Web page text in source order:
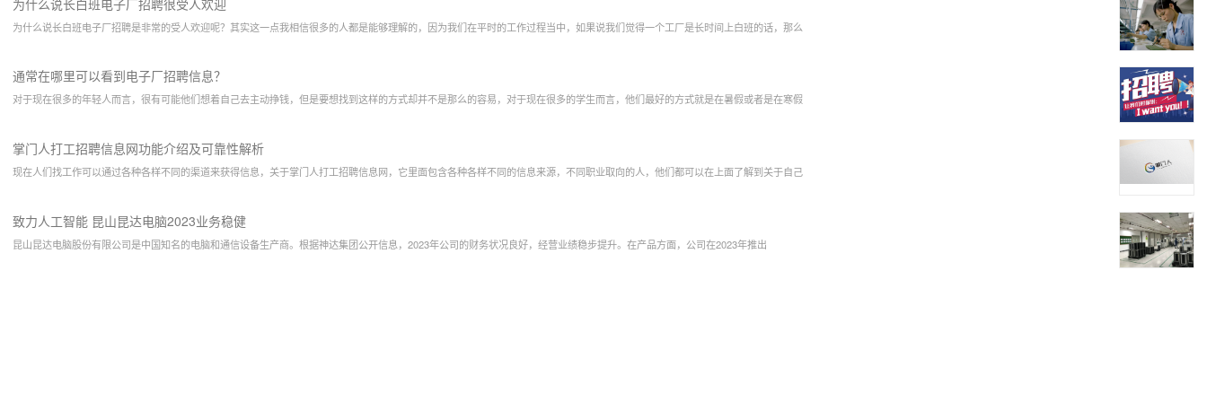
为什么说长白班电子厂招聘是非常的受人欢迎呢？其实这一点我相信很多的人都是能够理解的，因为我们在平时的工作过程当中，如果说我们觉得一个工厂是长时间上白班的话，那么
通常在哪里可以看到电子厂招聘信息？
对于现在很多的年轻人而言，很有可能他们想着自己去主动挣钱，但是要想找到这样的方式却并不是那么的容易，对于现在很多的学生而言，他们最好的方式就是在暑假或者是在寒假
掌门人打工招聘信息网功能介绍及可靠性解析
现在人们找工作可以通过各种各样不同的渠道来获得信息，关于掌门人打工招聘信息网，它里面包含各种各样不同的信息来源，不同职业取向的人，他们都可以在上面了解到关于自己
致力人工智能 昆山昆达电脑2023业务稳健
昆山昆达电脑股份有限公司是中国知名的电脑和通信设备生产商。根据神达集团公开信息，2023年公司的财务状况良好，经营业绩稳步提升。在产品方面，公司在2023年推出